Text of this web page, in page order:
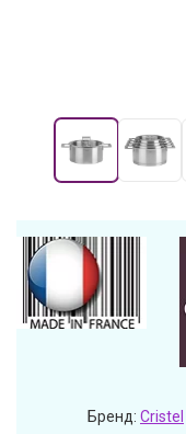
Бренд: Cristel